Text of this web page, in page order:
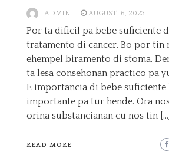
ADMIN AUGUST 16, 2023
Por ta dificil pa bebe suficiente
tratamento di cancer. Bo por tin
ehempel biramento di stoma.
ta lesa consehonan practico pa
E importancia di bebe suficiente
importante pa tur hende. Ora
orina substancianan cu nos tin […]
READ MORE